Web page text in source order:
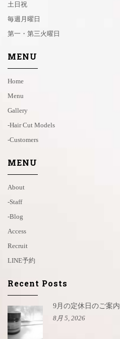
土日祝
毎週月曜日
第一・第三火曜日
MENU
Home
Menu
Gallery
-hair Cut Models
-customers
MENU
About
-staff
-blog
Access
Recruit
LINE予約
Recent Posts
9月の定休日のご案内
8月 5, 2026